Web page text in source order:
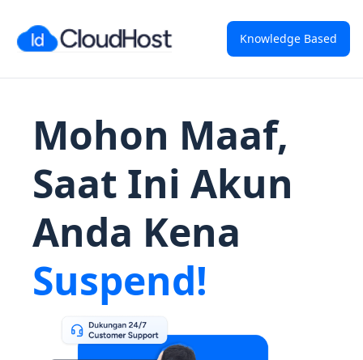
Knowledge Based
Mohon Maaf,
Saat Ini Akun
Anda Kena
Suspend!